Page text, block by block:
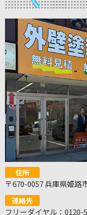
住所
〒670-0057 兵庫県姫路
連絡先
フリーダイヤル：0120-